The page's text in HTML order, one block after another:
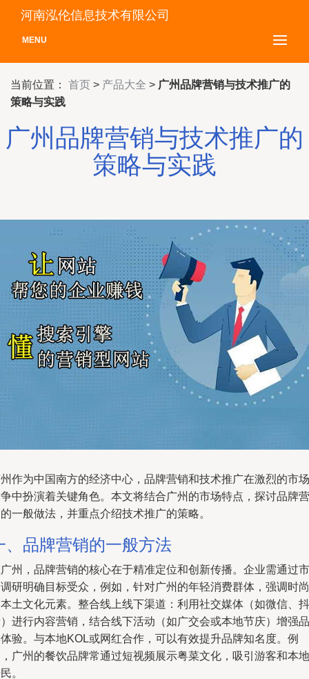
河南泓伦信息技术有限公司
MENU
当前位置： 首页 > 产品大全 > 广州品牌营销与技术推广的
策略与实践
广州品牌营销与技术推广的
策略与实践
作为中国南方的经济中心，品牌营销和技术推广在激烈的市场
中扮演着关键角色。本文将结合广州的市场特点，探讨品牌营
一般做法，并重点介绍技术推广的策略。
、品牌营销的一般方法
州，品牌营销的核心在于精准定位和创新传播。企业需通过市
研明确目标受众，例如，针对广州的年轻消费群体，强调时尚
土文化元素。整合线上线下渠道：利用社交媒体（如微信、抖
进行内容营销，结合线下活动（如广交会或本地节庆）增强品
验。与本地KOL或网红合作，可以有效提升品牌知名度。例
广州的餐饮品牌常通过短视频展示粤菜文化，吸引游客和本地
。